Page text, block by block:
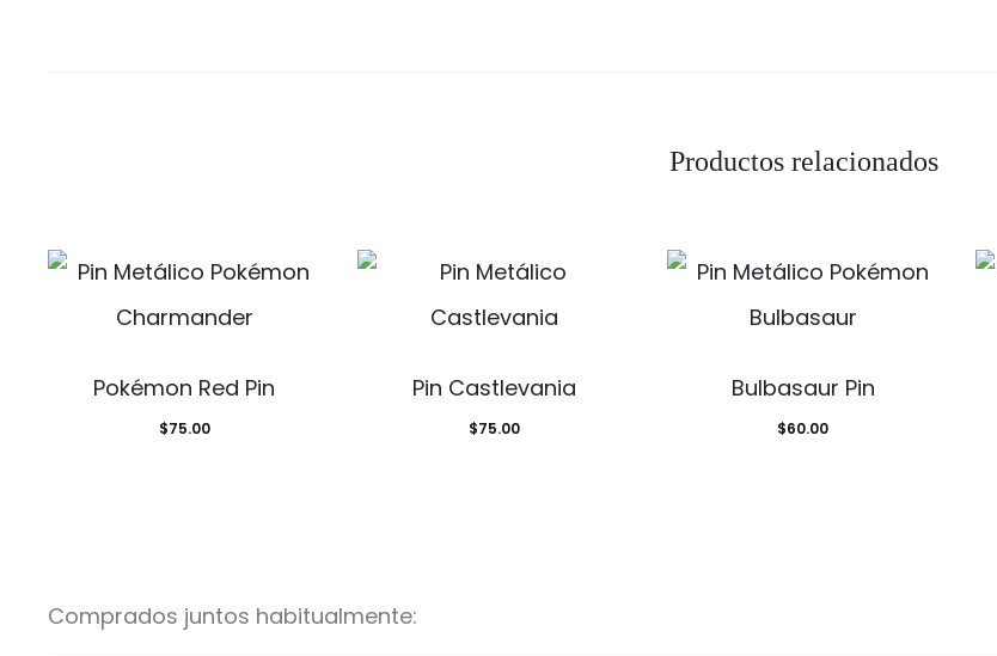
Productos relacionados
Pokémon Red Pin
$75.00
Pin Castlevania
$75.00
Bulbasaur Pin
$60.00
Comprados juntos habitualmente: